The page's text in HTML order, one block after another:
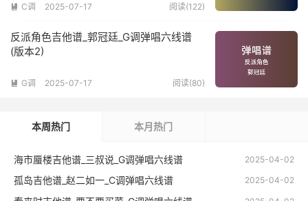
 C调 2025-07-17 阅读(122)
反派角色吉他谱_郭冠廷_G调弹唱六线谱
(版本2)
 G调 2025-07-17 阅读(80)
本周热门 本月热门
2025-04-02
海市蜃楼吉他谱_三叔说_G调弹唱六线谱
2025-04-02
孤岛吉他谱_赵二如一_C调弹唱六线谱